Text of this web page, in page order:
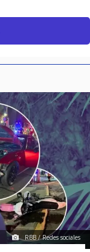
RBB / Redes sociales